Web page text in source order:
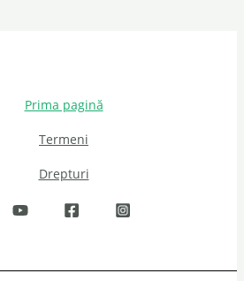
Prima pagină
Termeni
Drepturi